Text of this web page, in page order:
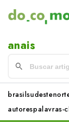
anais
brasilsudeste
autorespalavras-